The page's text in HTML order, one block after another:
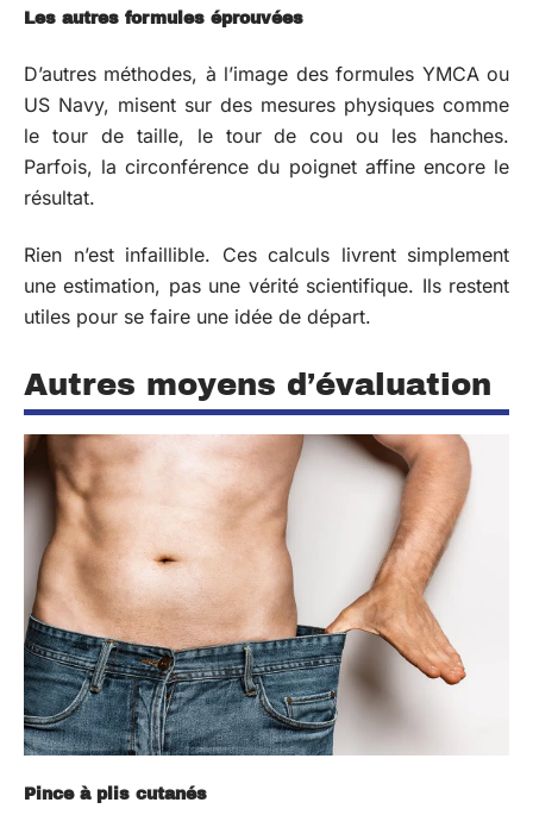
Les autres formules éprouvées
D’autres méthodes, à l’image des formules YMCA ou
US Navy, misent sur des mesures physiques comme
le tour de taille, le tour de cou ou les hanches.
Parfois, la circonférence du poignet affine encore le
résultat.
Rien n’est infaillible. Ces calculs livrent simplement
une estimation, pas une vérité scientifique. Ils restent
utiles pour se faire une idée de départ.
Autres moyens d’évaluation
Pince à plis cutanés